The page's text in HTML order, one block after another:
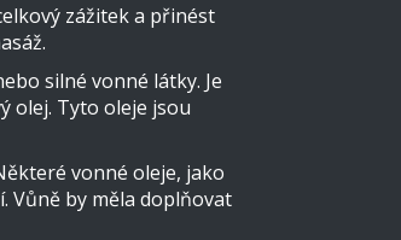
zážitek a přinést
silné vonné látky. Je
olej. Tyto oleje jsou
vonné oleje, jako
Vůně by měla doplňovat